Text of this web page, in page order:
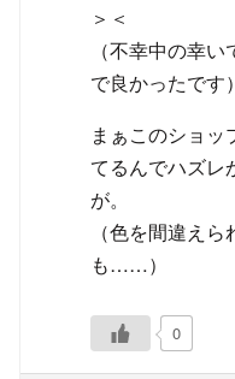
＞＜
（不幸中の幸
で良かったです）
まぁこのショッ
てるんでハズレ
が。
（色を間違え
も……）
0